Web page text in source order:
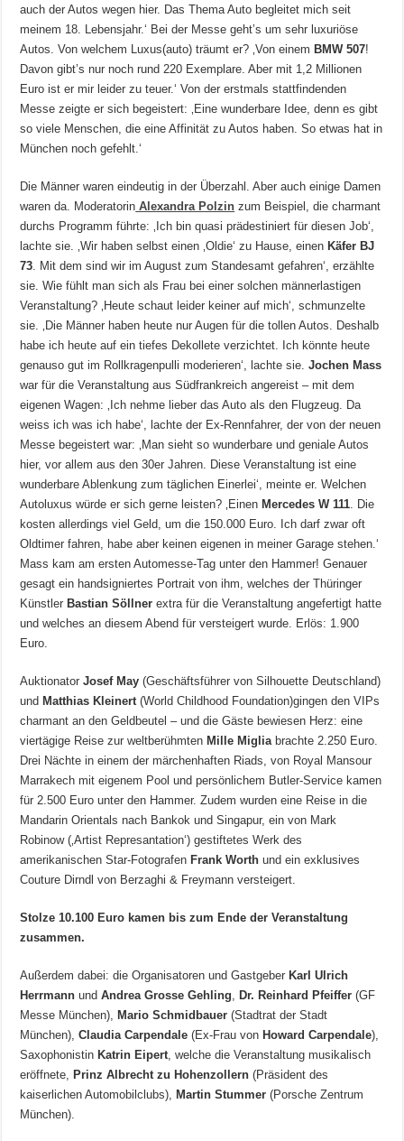
auch der Autos wegen hier. Das Thema Auto begleitet mich seit
meinem 18. Lebensjahr.‘ Bei der Messe geht’s um sehr luxuriöse
Autos. Von welchem Luxus(auto) träumt er? ‚Von einem BMW 507!
Davon gibt’s nur noch rund 220 Exemplare. Aber mit 1,2 Millionen
Euro ist er mir leider zu teuer.‘ Von der erstmals stattfindenden
Messe zeigte er sich begeistert: ‚Eine wunderbare Idee, denn es gibt
so viele Menschen, die eine Affinität zu Autos haben. So etwas hat in
München noch gefehlt.‘
Die Männer waren eindeutig in der Überzahl. Aber auch einige Damen
waren da. Moderatorin Alexandra Polzin zum Beispiel, die charmant
durchs Programm führte: ‚Ich bin quasi prädestiniert für diesen Job‘,
lachte sie. ‚Wir haben selbst einen ‚Oldie‘ zu Hause, einen Käfer BJ
73 . Mit dem sind wir im August zum Standesamt gefahren‘, erzählte
sie. Wie fühlt man sich als Frau bei einer solchen männerlastigen
Veranstaltung? ‚Heute schaut leider keiner auf mich‘, schmunzelte
sie. ‚Die Männer haben heute nur Augen für die tollen Autos. Deshalb
habe ich heute auf ein tiefes Dekollete verzichtet. Ich könnte heute
genauso gut im Rollkragenpulli moderieren‘, lachte sie.Jochen Mass
war für die Veranstaltung aus Südfrankreich angereist – mit dem
eigenen Wagen: ‚Ich nehme lieber das Auto als den Flugzeug. Da
weiss ich was ich habe‘, lachte der Ex-Rennfahrer, der von der neuen
Messe begeistert war: ‚Man sieht so wunderbare und geniale Autos
hier, vor allem aus den 30er Jahren. Diese Veranstaltung ist eine
wunderbare Ablenkung zum täglichen Einerlei‘, meinte er. Welchen
Autoluxus würde er sich gerne leisten? ‚Einen Mercedes W 111 . Die
kosten allerdings viel Geld, um die 150.000 Euro. Ich darf zwar oft
Oldtimer fahren, habe aber keinen eigenen in meiner Garage stehen.‘
Mass kam am ersten Automesse-Tag unter den Hammer! Genauer
gesagt ein handsigniertes Portrait von ihm, welches der Thüringer
Künstler Bastian Söllner extra für die Veranstaltung angefertigt hatte
und welches an diesem Abend für versteigert wurde. Erlös: 1.900
Euro.
AuktionatorJosef May (Geschäftsführer von Silhouette Deutschland)
und Matthias Kleinert (World Childhood Foundation)gingen den VIPs
charmant an den Geldbeutel – und die Gäste bewiesen Herz: eine
viertägige Reise zur weltberühmten Mille Miglia brachte 2.250 Euro.
Drei Nächte in einem der märchenhaften Riads, von Royal Mansour
Marrakech mit eigenem Pool und persönlichem Butler-Service kamen
für 2.500 Euro unter den Hammer. Zudem wurden eine Reise in die
Mandarin Orientals nach Bankok und Singapur, ein von Mark
Robinow (‚Artist Represantation‘) gestiftetes Werk des
amerikanischen Star-Fotografen Frank Worth und ein exklusives
Couture Dirndl von Berzaghi & Freymann versteigert.
Stolze 10.100 Euro kamen bis zum Ende der Veranstaltung
zusammen.
Außerdem dabei: die Organisatoren und Gastgeber Karl Ulrich
HerrmannundAndrea Grosse Gehling Dr. Reinhard Pfeiffer (GF
Messe München),
Mario Schmidbauer (Stadtrat der Stadt
München),Claudia Carpendale (Ex-Frau von Howard Carpendale),
Saxophonistin Katrin Eipert , welche die Veranstaltung musikalisch
eröffnete,
Prinz Albrecht zu Hohenzollern (Präsident des
kaiserlichen Automobilclubs),
Martin Stummer (Porsche Zentrum
München).